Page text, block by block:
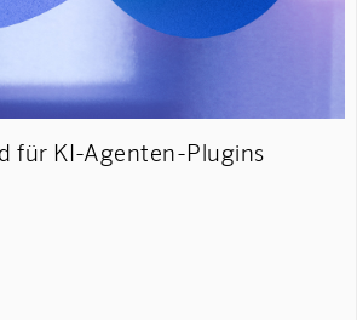
für KI-Agenten-Plugins